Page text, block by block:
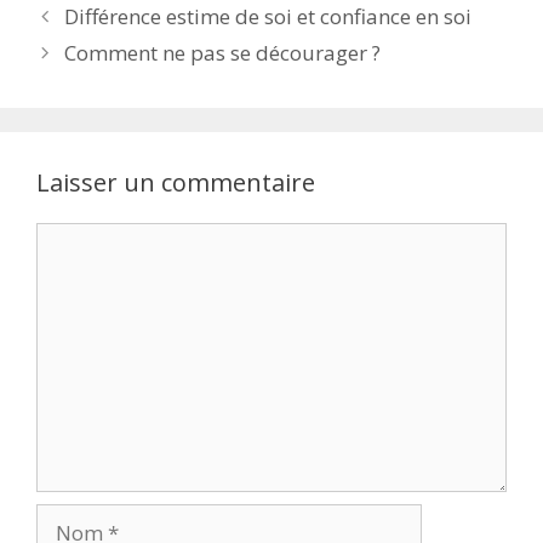
Différence estime de soi et confiance en soi
Comment ne pas se décourager ?
Laisser un commentaire